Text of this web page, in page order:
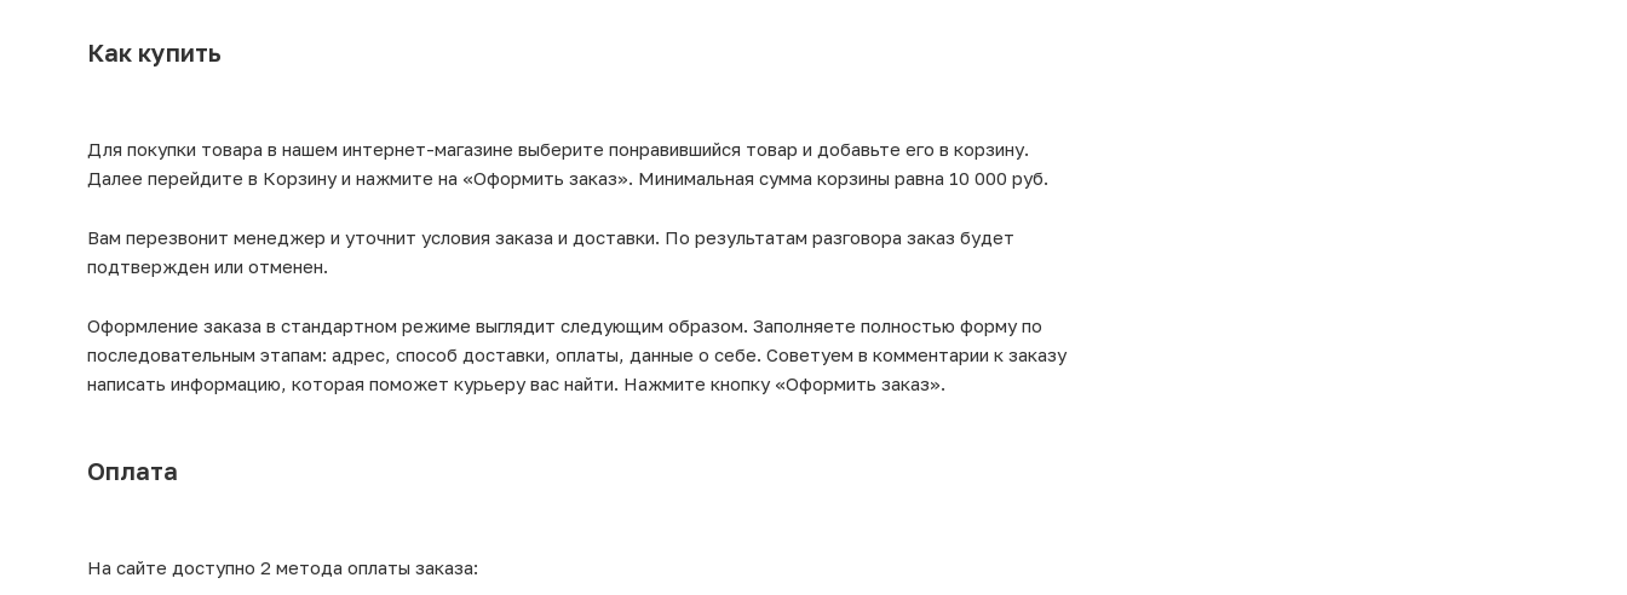
Как купить
Для покупки товара в нашем интернет-магазине выберите понравившийся товар и добавьте его в корзину.
Далее перейдите в Корзину и нажмите на «Оформить заказ». Минимальная сумма корзины равна 10 000 руб.
Вам перезвонит менеджер и уточнит условия заказа и доставки. По результатам разговора заказ будет
подтвержден или отменен.
Оформление заказа в стандартном режиме выглядит следующим образом. Заполняете полностью форму по
последовательным этапам: адрес, способ доставки, оплаты, данные о себе. Советуем в комментарии к заказу
написать информацию, которая поможет курьеру вас найти. Нажмите кнопку «Оформить заказ».
Оплата
На сайте доступно 2 метода оплаты заказа: